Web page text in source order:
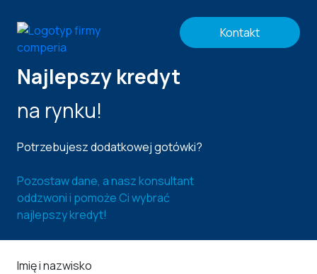
Kontakt
Najlepszy kredyt
na rynku!
Potrzebujesz dodatkowej gotówki?
Pozostaw dane, a nasz konsultant
oddzwoni i pomoże Ci wybrać
najlepszy kredyt!
Imię i nazwisko